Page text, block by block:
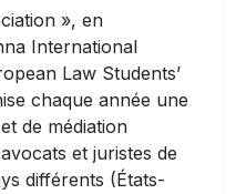
», en
International
Law Students’
chaque année une
de médiation
et juristes de
différents (États-